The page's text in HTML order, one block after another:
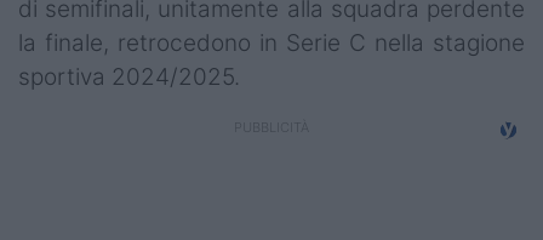
di semifinali, unitamente alla squadra perdente
la finale, retrocedono in Serie C nella stagione
sportiva 2024/2025.